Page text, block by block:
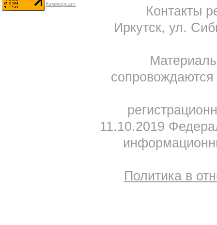
Контакты
Иркутск, ул.
11.10.2019
Политика в